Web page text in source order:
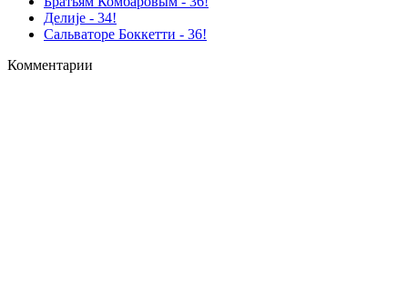
Делиjе - 34!
Сальваторе Боккетти - 36!
Комментарии